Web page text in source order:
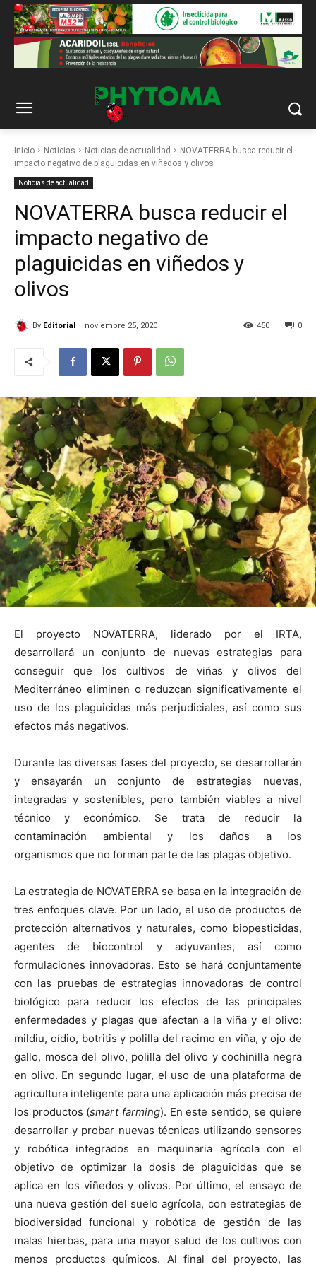
Inicio Noticias Noticias de actualidad
NOVATERRA busca reducir el
impacto negativo de plaguicidas en viñedos y olivos
Noticias de actualidad
NOVATERRA busca reducir el
impacto negativo de
plaguicidas en viñedos y
olivos
By Editorial noviembre 25, 2020 0
450
El proyecto NOVATERRA, liderado por el IRTA,
desarrollará un conjunto de nuevas estrategias para
conseguir que los cultivos de viñas y olivos del
Mediterráneo eliminen o reduzcan significativamente el
uso de los plaguicidas más perjudiciales, así como sus
efectos más negativos.
Durante las diversas fases del proyecto, se desarrollarán
y ensayarán un conjunto de estrategias nuevas,
integradas y sostenibles, pero también viables a nivel
técnico y económico. Se trata de reducir la
contaminación ambiental y los daños a los
organismos que no forman parte de las plagas objetivo.
La estrategia de NOVATERRA se basa en la integración de
tres enfoques clave. Por un lado, el uso de productos de
protección alternativos y naturales, como biopesticidas,
agentes de biocontrol y adyuvantes, así como
formulaciones innovadoras. Esto se hará conjuntamente
con las pruebas de estrategias innovadoras de control
biológico para reducir los efectos de las principales
enfermedades y plagas que afectan a la viña y el olivo:
mildiu, oídio, botritis y polilla del racimo en viña, y ojo de
gallo, mosca del olivo, polilla del olivo y cochinilla negra
en olivo. En segundo lugar, el uso de una plataforma de
agricultura inteligente para una aplicación más precisa de
los productos (smart farming). En este sentido, se quiere
desarrollar y probar nuevas técnicas utilizando sensores
y robótica integrados en maquinaria agrícola con el
objetivo de optimizar la dosis de plaguicidas que se
aplica en los viñedos y olivos. Por último, el ensayo de
una nueva gestión del suelo agrícola, con estrategias de
biodiversidad funcional y robótica de gestión de las
malas hierbas, para una mayor salud de los cultivos con
menos productos químicos. Al final del proyecto, las